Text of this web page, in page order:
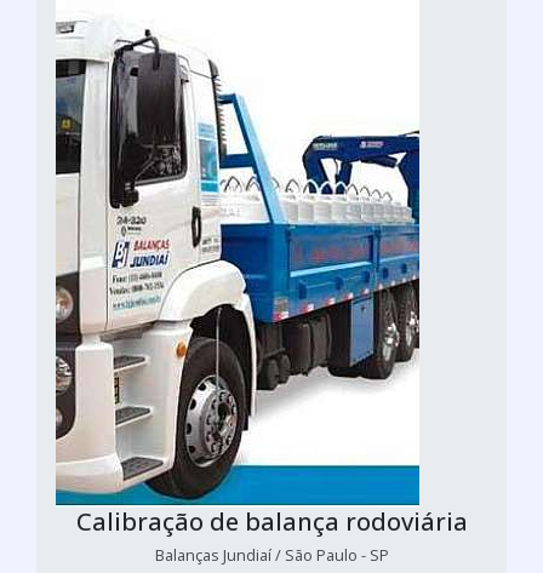
Calibração de balança rodoviária
Balanças Jundiaí / São Paulo - SP